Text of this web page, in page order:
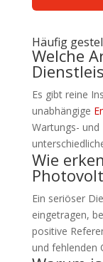
Häufig
Welche
Es gibt reine
unabhängige
Wartungs-
Wie
Ein seriöser
eingetragen,
positive
und fehlenden